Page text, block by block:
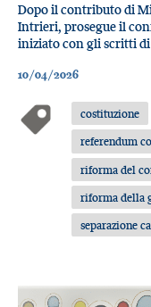
Dopo il contributo di
Intrieri, prosegue il
iniziato con gli scritti
10/04/2026
costituzione
referendum
riforma del
riforma della
separazione